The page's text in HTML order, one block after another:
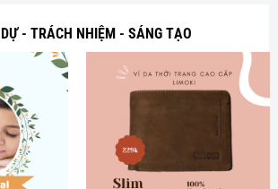
- TRÁCH NHIỆM - SÁNG TẠO